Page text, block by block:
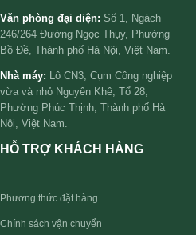
Văn phòng đại diện: Số 1, Ngách
246/264 Đường Ngọc Thụy, Phường
Bồ Đề, Thành phố Hà Nội, Việt Nam.
Nhà máy: Lô CN3, Cụm Công nghiệp
vừa và nhỏ Nguyên Khê, Tổ 28,
Phường Phúc Thịnh, Thành phố Hà
Nội, Việt Nam.
HỖ TRỢ KHÁCH HÀNG
Phương thức đặt hàng
Chính sách vận chuyển